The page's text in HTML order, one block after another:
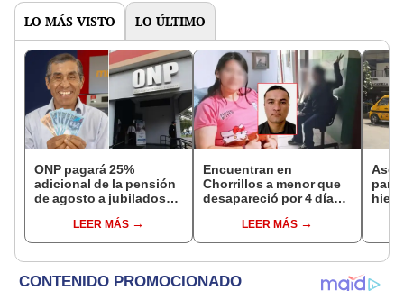
LO MÁS VISTO LO ÚLTIMO
ONP pagará 25%
adicional de la pensión
de agosto a jubilados
requisito: ¿cómo saber
si soy beneficiario?
LEER MÁS
Encuentran en
Chorrillos a menor que
desapareció por 4 días
sujeto que conoció en
Roblox: PNP busca al
LEER MÁS
para